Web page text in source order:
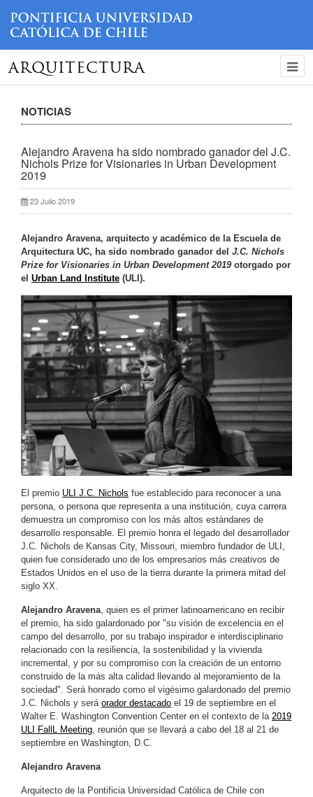
ARQUITECTURA
NOTICIAS
Alejandro Aravena ha sido nombrado ganador del J.C.
Nichols Prize for Visionaries in Urban Development
2019
23 Julio 2019
Alejandro Aravena, arquitecto y académico de la Escuela de
Arquitectura UC, ha sido nombrado ganador del J.C. Nichols
Prize for Visionaries in Urban Development 2019otorgado por
el Urban Land Institute (ULI).
El premio ULI J.C. Nichols fue establecido para reconocer a una
persona, o persona que representa a una institución, cuya carrera
demuestra un compromiso con los más altos estándares de
desarrollo responsable. El premio honra el legado del desarrollador
J.C. Nichols de Kansas City, Missouri, miembro fundador de ULI,
quien fue considerado uno de los empresarios más creativos de
Estados Unidos en el uso de la tierra durante la primera mitad del
siglo XX.
Alejandro Aravena, quien es el primer latinoamericano en recibir
el premio, ha sido galardonado por "su visión de excelencia en el
campo del desarrollo, por su trabajo inspirador e interdisciplinario
relacionado con la resiliencia, la sostenibilidad y la vivienda
incremental, y por su compromiso con la creación de un entorno
construido de la más alta calidad llevando al mejoramiento de la
sociedad". Será honrado como el vigésimo galardonado del premio
J.C. Nichols y será orador destacado el 19 de septiembre en el
Walter E. Washington Convention Center en el contexto de la 2019
ULI FallL Meeting, reunión que se llevará a cabo del 18 al 21 de
septiembre en Washington, D.C.
Alejandro Aravena
Arquitecto de la Pontificia Universidad Católica de Chile con